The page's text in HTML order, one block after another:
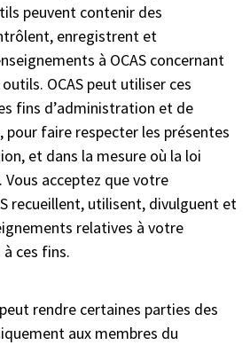
peuvent contenir des
enregistrent et
à OCAS concernant
OCAS peut utiliser ces
fins d’administration et de
pour faire respecter les présentes
et dans la mesure où la loi
Vous acceptez que votre
recueillent, utilisent, divulguent et
relatives à votre
ces fins.
peut rendre certaines parties des
aux membres du